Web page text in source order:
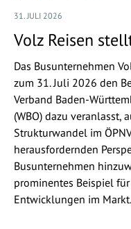
31. JULI 2026
Volz Reisen
Das Busunternehmen
zum 31. Juli 2026 den
Verband Baden-
(WBO) dazu veranlasst,
Strukturwandel im
herausfordernden
Busunternehmen
prominentes Beispiel
Entwicklungen im Markt.